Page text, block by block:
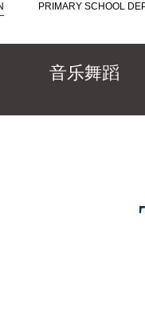
PRIMARY SCHOOL
音乐舞蹈